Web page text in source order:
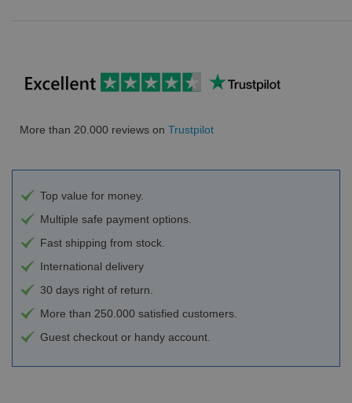
More than 20.000 reviews on Trustpilot
Top value for money.
Multiple safe payment options.
Fast shipping from stock.
International delivery
30 days right of return.
More than 250.000 satisfied customers.
Guest checkout or handy account.